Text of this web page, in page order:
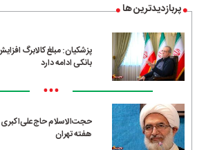
پربازدیدترین ها
پزشکیان: مبلغ کالابرگ
بانکی ادامه دارد
•••
حجت‌الاسلام
هفته تهران